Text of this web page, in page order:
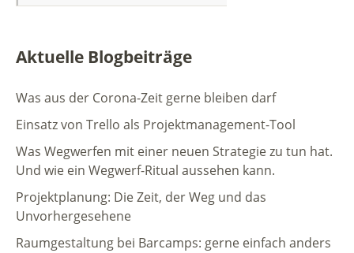
Aktuelle Blogbeiträge
Was aus der Corona-Zeit gerne bleiben darf
Einsatz von Trello als Projektmanagement-Tool
Was Wegwerfen mit einer neuen Strategie zu tun hat.
Und wie ein Wegwerf-Ritual aussehen kann.
Projektplanung: Die Zeit, der Weg und das
Unvorhergesehene
Raumgestaltung bei Barcamps: gerne einfach anders